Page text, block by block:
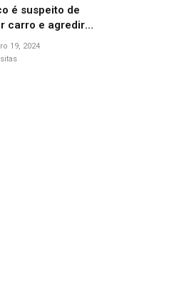
é suspeito de
carro e agredir
aposentado
confusão no
19, 2024